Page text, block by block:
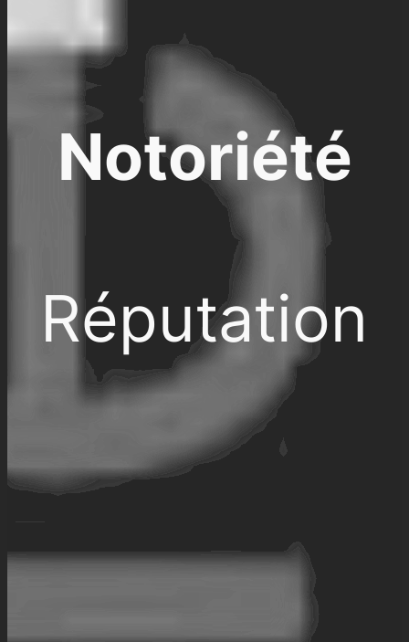
Notoriété
Réputation